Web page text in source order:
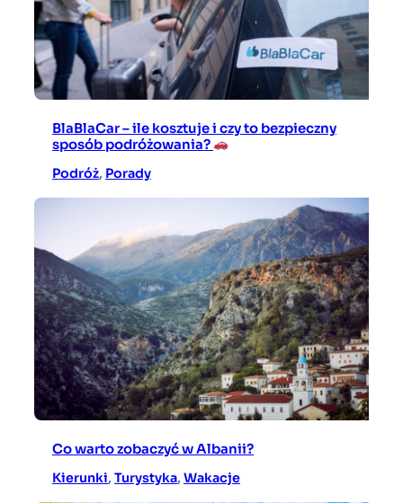
BlaBlaCar – ile kosztuje i czy to bezpieczny
sposób podróżowania?
Podróż, Porady
Co warto zobaczyć w Albanii?
Kierunki, Turystyka, Wakacje